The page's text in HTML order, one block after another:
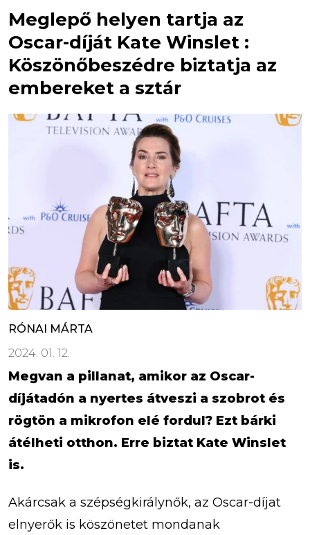
Meglepő helyen tartja az
Oscar-díját Kate Winslet :
Köszönőbeszédre biztatja az
embereket a sztár
RÓNAI MÁRTA
2024. 01. 12.
Megvan a pillanat, amikor az Oscar-
díjátadón a nyertes átveszi a szobrot és
rögtön a mikrofon elé fordul? Ezt bárki
átélheti otthon. Erre biztat Kate Winslet
is.
Akárcsak a szépségkirálynők, az Oscar-díjat
elnyerők is köszönetet mondanak